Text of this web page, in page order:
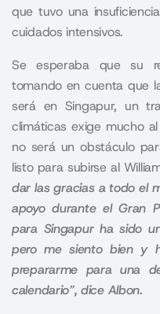
que tuvo una
cuidados intensivos.
Se esperaba que su
tomando en cuenta que
será en Singapur, un
climáticas exige mucho
no será un obstáculo
listo para subirse al
dar las gracias a todo el
apoyo durante el Gran
para Singapur ha sido
pero me siento bien y
prepararme para una
calendario”, dice Albon.